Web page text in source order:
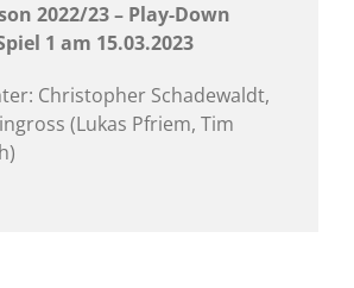
2022/23 – Play-Down
1 am 15.03.2023
Christopher Schadewaldt,
(Lukas Pfriem, Tim